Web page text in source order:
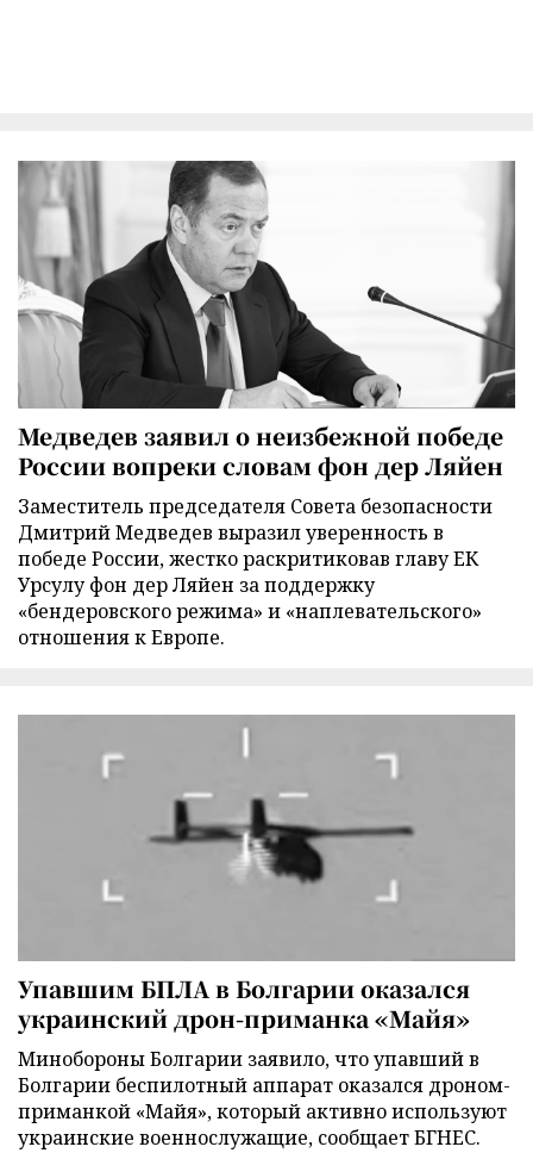
Медведев заявил о неизбежной победе
России вопреки словам фон дер Ляйен
Заместитель председателя Совета безопасности
Дмитрий Медведев выразил уверенность в
победе России, жестко раскритиковав главу ЕК
Урсулу фон дер Ляйен за поддержку
«бендеровского режима» и «наплевательского»
отношения к Европе.
Упавшим БПЛА в Болгарии оказался
украинский дрон-приманка «Майя»
Минобороны Болгарии заявило, что упавший в
Болгарии беспилотный аппарат оказался дроном-
приманкой «Майя», который активно используют
украинские военнослужащие, сообщает БГНЕС.